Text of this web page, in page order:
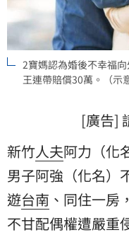
2寶媽認為婚後不幸福
王連帶賠償30萬。（示
[廣告]
新竹人夫阿力（化
男子阿強（化名）
遊台南 、同住一房
不甘配偶權遭嚴重